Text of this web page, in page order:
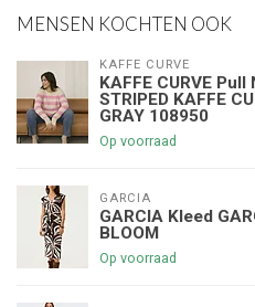
MENSEN KOCHTEN OOK
KAFFE CURVE
KAFFE CURVE Pull
STRIPED KAFFE
GRAY 108950
Op voorraad
GARCIA
GARCIA Kleed
BLOOM
Op voorraad